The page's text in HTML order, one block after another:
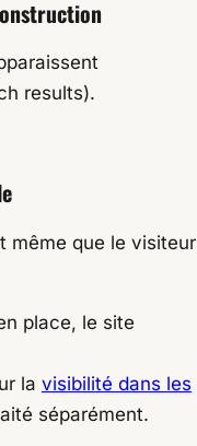
results).
même que le visiteur
place, le site
la visibilité dans les
séparément.